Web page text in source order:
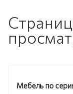
Мебель по